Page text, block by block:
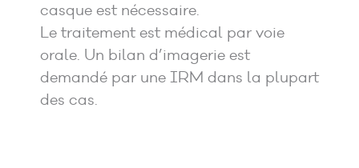
casque est nécessaire.
Le traitement est médical par voie
orale. Un bilan d’imagerie est
demandé par une IRM dans la plupart
des cas.